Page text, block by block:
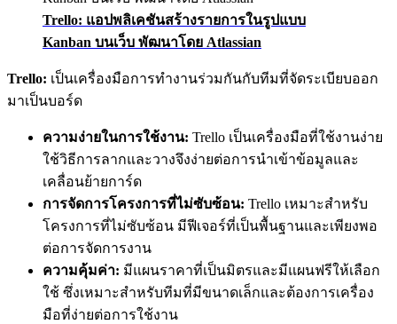
Trello: แอปพลิเคชันสร้างรายการในรูปแบบ
Kanban บนเว็บ พัฒนาโดย Atlassian
Trello: เป็นเครื่องมือการทำงานร่วมกันกับทีมที่จัดระเบียบออก
มาเป็นบอร์ด
ความง่ายในการใช้งาน: Trello เป็นเครื่องมือที่ใช้งานง่าย
ใช้วิธีการลากและวางจึงง่ายต่อการนำเข้าข้อมูลและ
เคลื่อนย้ายการ์ด
การจัดการโครงการที่ไม่ซับซ้อน: Trello เหมาะสำหรับ
โครงการที่ไม่ซับซ้อน มีฟีเจอร์ที่เป็นพื้นฐานและเพียงพอ
ต่อการจัดการงาน
ความคุ้มค่า: มีแผนราคาที่เป็นมิตรและมีแผนฟรีให้เลือก
ใช้ ซึ่งเหมาะสำหรับทีมที่มีขนาดเล็กและต้องการเครื่อง
มือที่ง่ายต่อการใช้งาน